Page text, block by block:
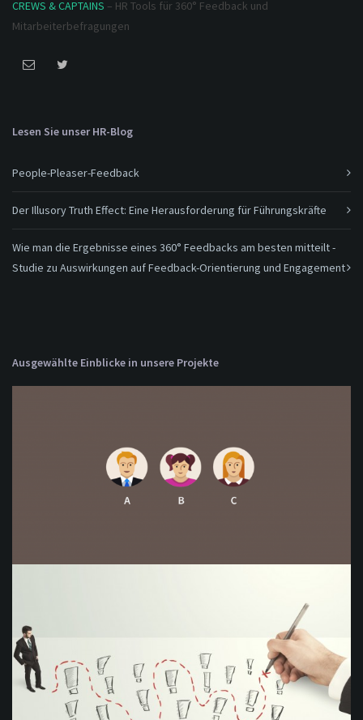
CREWS & CAPTAINS – HR Tools für 360° Feedback und
Mitarbeiterbefragungen
Lesen Sie unser HR-Blog
People-Pleaser-Feedback
Der Illusory Truth Effect: Eine Herausforderung für Führungskräfte
Wie man die Ergebnisse eines 360° Feedbacks am besten mitteilt -
Studie zu Auswirkungen auf Feedback-Orientierung und Engagement
Ausgewählte Einblicke in unsere Projekte